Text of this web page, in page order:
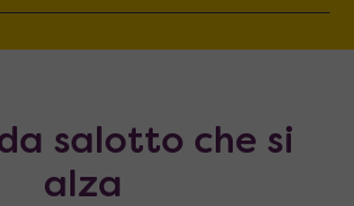
salotto che si
alza